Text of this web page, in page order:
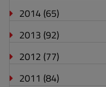
2014 (65)
2013 (92)
2012 (77)
2011 (84)